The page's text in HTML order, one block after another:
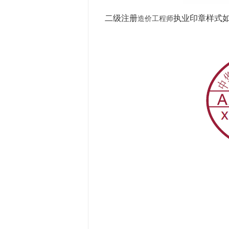
二级注册造价工程师执业印章样式